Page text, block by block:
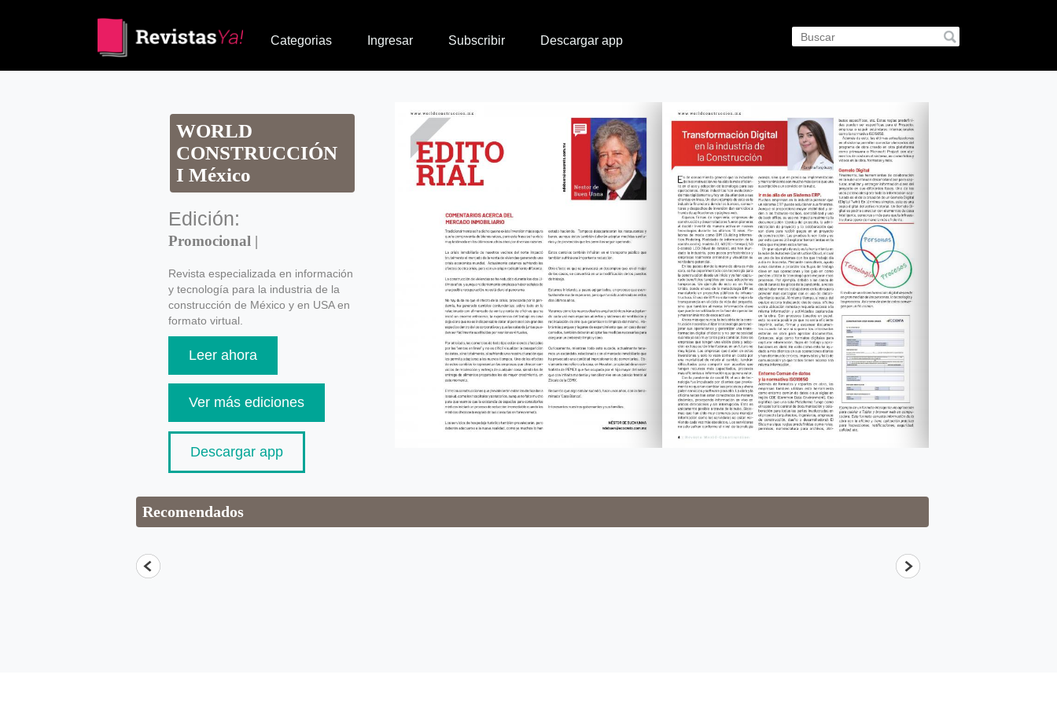
Categorias Ingresar Subscribir Descargar app
WORLD
CONSTRUCCIÓN
I México
Edición:
Promocional |
Revista especializada en información
y tecnología para la industria de la
construcción de México y en USA en
formato virtual.
Leer ahora
Ver más ediciones
Descargar app
Recomendados